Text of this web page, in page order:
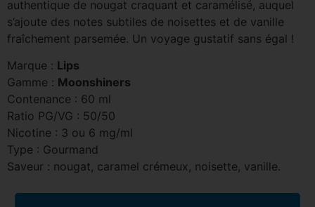
authentique de nougat craquant et caramélisé, auquel
s’ajoute des notes subtiles de noisettes et de vanille
fraîchement parsemée. Un voyage gustatif sans égal !
Marque : Lips
Gamme : Moonshiners
Contenance : 60 ml
Ratio PG/VG : 50/50
Nicotine : 3 ou 6 mg/ml
Type : Gourmand
Saveur : nougat, caramel crémeux, noisette, vanille.